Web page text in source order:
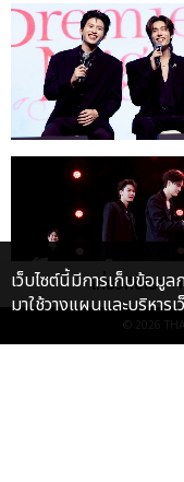
เกี่ยวกับเรา
© 2026
เว็บไซต์นี้มีการเก็บข้อมู
มาใช้วางแผนและบริหาร